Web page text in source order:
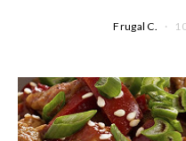
Frugal C.